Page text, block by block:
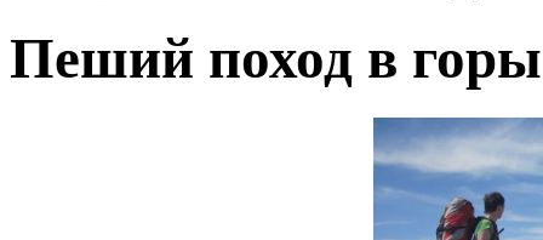
Пеший поход в горы